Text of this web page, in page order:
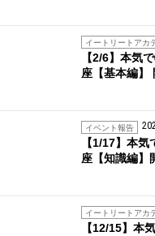
イートリートアカ
【2/6】本気
座【基本編】
イベント報告
【1/17】本
座【知識編】
イートリートアカ
【12/15】本